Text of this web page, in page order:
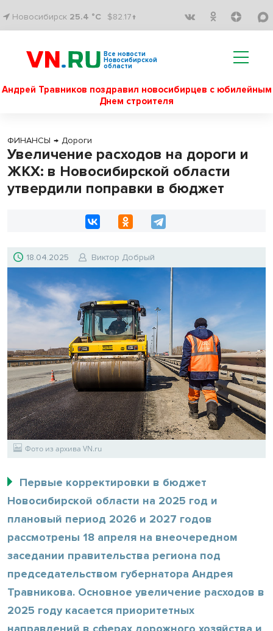
Новосибирск 25.4 °C $82.17↑
Все новости
Новосибирской
области
Андрей Травников поздравил новосибирцев с юбилейным
Днем строителя
ФИНАНСЫ → Дороги
Увеличение расходов на дороги и
ЖКХ: в Новосибирской области
утвердили поправки в бюджет
18.04.2025 Виктор Добрый
Фото из архива VN.ru
Первые корректировки в бюджет
Новосибирской области на 2025 год и
плановый период 2026 и 2027 годов
рассмотрены 18 апреля на внеочередном
заседании правительства региона под
председательством губернатора Андрея
Травникова. Основное увеличение расходов в
2025 году касается приоритетных